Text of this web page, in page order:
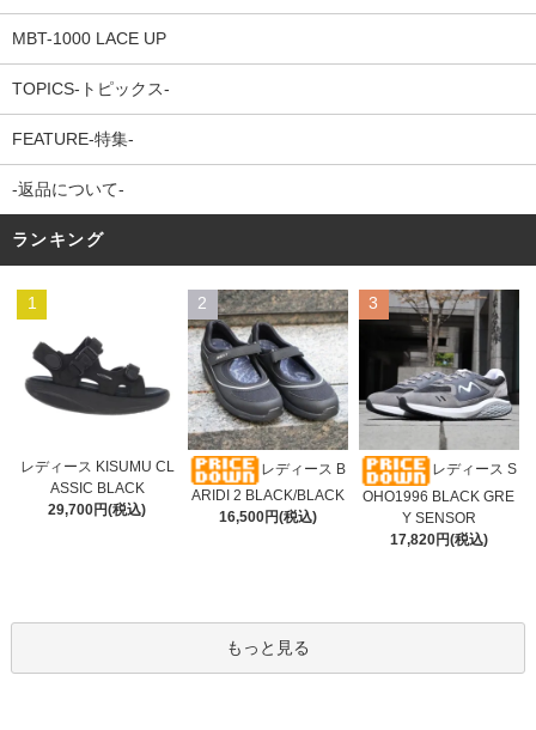
MBT-1000 LACE UP
TOPICS-トピックス-
FEATURE-特集-
-返品について-
ランキング
1
レディース KISUMU CL
ASSIC BLACK
29,700円(税込)
2
レディース B
ARIDI 2 BLACK/BLACK
16,500円(税込)
3
レディース S
OHO1996 BLACK GRE
Y SENSOR
17,820円(税込)
もっと見る